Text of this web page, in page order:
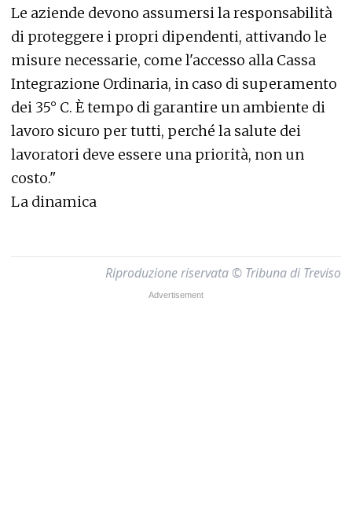
Le aziende devono assumersi la responsabilità
di proteggere i propri dipendenti, attivando le
misure necessarie, come l'accesso alla Cassa
Integrazione Ordinaria, in caso di superamento
dei 35° C. È tempo di garantire un ambiente di
lavoro sicuro per tutti, perché la salute dei
lavoratori deve essere una priorità, non un
costo."
La dinamica
Riproduzione riservata © Tribuna di Treviso